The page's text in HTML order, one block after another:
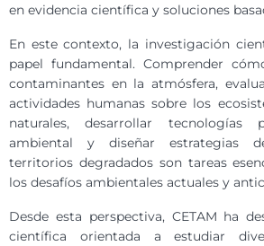
en evidencia científica y soluciones
En este contexto, la investigación
papel fundamental. Comprender
contaminantes en la atmósfera,
actividades humanas sobre los
naturales, desarrollar tecnologías
ambiental y diseñar estrategias
territorios degradados son tareas
los desafíos ambientales actuales y
Desde esta perspectiva, CETAM ha
científica orientada a estudiar